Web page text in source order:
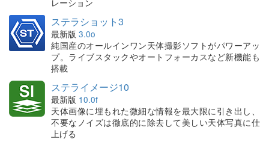
レーション
ステラショット3
最新版 3.0o
純国産のオールインワン天体撮影ソフトがパワーアッ
プ。ライブスタックやオートフォーカスなど新機能も
搭載
ステライメージ10
最新版 10.0f
天体画像に埋もれた微細な情報を最大限に引き出し、
不要なノイズは徹底的に除去して美しい天体写真に仕
上げる